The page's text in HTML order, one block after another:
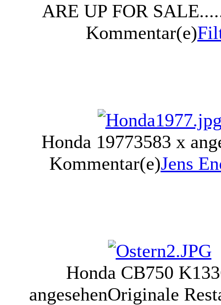
ARE UP FOR
Kommentar(e)
Honda 19773583 x
Kommentar(e)Jens
Honda CB750 K1
angesehenOriginale